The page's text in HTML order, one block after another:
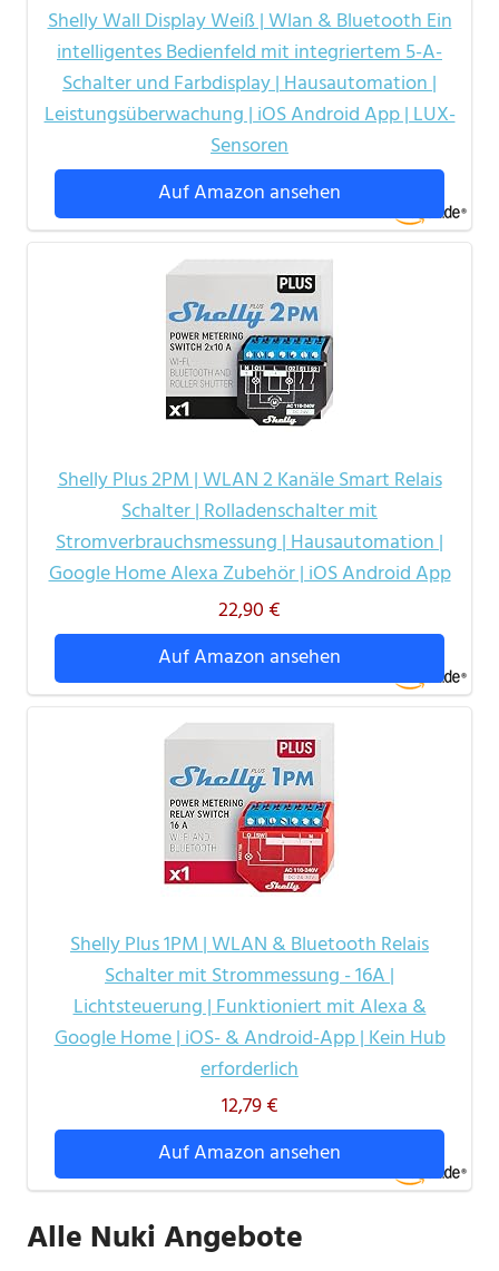
Shelly Wall Display Weiß | Wlan & Bluetooth Ein
intelligentes Bedienfeld mit integriertem 5-A-
Schalter und Farbdisplay | Hausautomation |
Leistungsüberwachung | iOS Android App | LUX-
Sensoren
Auf Amazon ansehen
Shelly Plus 2PM | WLAN 2 Kanäle Smart Relais
Schalter | Rolladenschalter mit
Stromverbrauchsmessung | Hausautomation |
Google Home Alexa Zubehör | iOS Android App
22,90 €
Auf Amazon ansehen
Shelly Plus 1PM | WLAN & Bluetooth Relais
Schalter mit Strommessung - 16A |
Lichtsteuerung | Funktioniert mit Alexa &
Google Home | iOS- & Android-App | Kein Hub
erforderlich
12,79 €
Auf Amazon ansehen
Alle Nuki Angebote